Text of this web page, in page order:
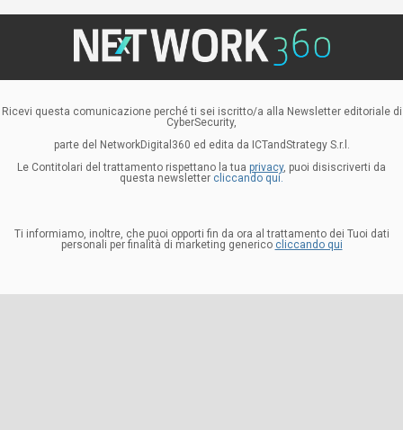
Ricevi questa comunicazione perché ti sei iscritto/a alla Newsletter editoriale di
CyberSecurity,
parte del NetworkDigital360 ed edita da ICTandStrategy S.r.l.
Le Contitolari del trattamento rispettano la tua privacy, puoi disiscriverti da
questa newsletter cliccando qui.
Ti informiamo, inoltre, che puoi opporti fin da ora al trattamento dei Tuoi dati
personali per finalità di marketing generico cliccando qui